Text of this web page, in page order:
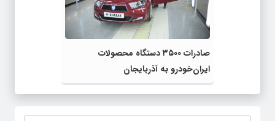
صادرات ۳۵۰۰ دستگاه محصولات
ایران‌خودرو به آذربایجان